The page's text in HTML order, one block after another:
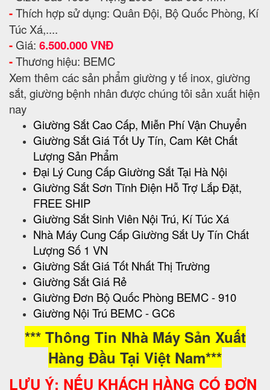
-Thích hợp sử dụng: Quân Đội, Bộ Quốc Phòng, Kí
Túc Xá,....
- Giá: 6.500.000 VNĐ
-Thương hiệu: BEMC
Xem thêm các sản phẩm giường y tế inox, giường
sắt, giường bệnh nhân được chúng tôi sản xuất hiện
nay
Giường Sắt Cao Cấp, Miễn Phí Vận Chuyển
Giường Sắt Giá Tốt Uy Tín, Cam Kêt Chất
Lượng Sản Phẩm
Đại Lý Cung Cấp Giường Sắt Tại Hà Nội
Giường Sắt Sơn Tĩnh Điện Hỗ Trợ Lắp Đặt,
FREE SHIP
Giường Sắt Sinh Viên Nội Trú, Kí Túc Xá
Nhà Máy Cung Cấp Giường Sắt Uy Tín Chất
Lượng Số 1 VN
Giường Sắt Giá Tốt Nhất Thị Trường
Giường Sắt Giá Rẻ
Giường Đơn Bộ Quốc Phòng BEMC - 910
Giường Nội Trú BEMC - GC6
*** Thông Tin Nhà Máy Sản Xuất
Hàng Đầu Tại Việt Nam***
LƯU Ý: NẾU KHÁCH HÀNG CÓ ĐƠN